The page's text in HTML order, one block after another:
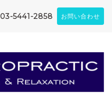
03-5441-2858 お問い合わせ